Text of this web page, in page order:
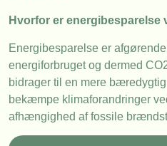
Hvorfor er energibesparelse
Energibesparelse er
energiforbruget og dermed
bidrager til en mere
bekæmpe klimaforandringer
afhængighed af fossile